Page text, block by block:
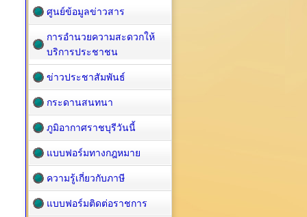
ศูนย์ข้อมูลข่าวสาร
การอำนวยความสะดวกให้
บริการประชาชน
ข่าวประชาสัมพันธ์
กระดานสนทนา
ภูมิอากาศราชบุรีวันนี้
แบบฟอร์มทางกฎหมาย
ความรู้เกี่ยวกับภาษี
แบบฟอร์มติดต่อราชการ